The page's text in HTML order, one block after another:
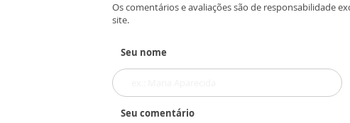
Os comentários e avaliações são de responsabilidade
site.
Seu nome
Seu comentário